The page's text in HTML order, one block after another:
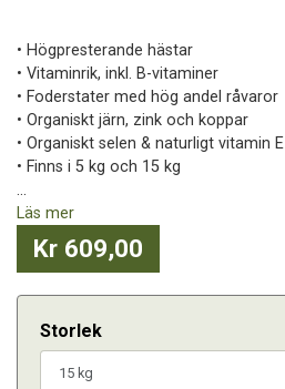
• Högpresterande hästar
• Vitaminrik, inkl. B-vitaminer
• Foderstater med hög andel råvaror
• Organiskt järn, zink och koppar
• Organiskt selen & naturligt vitamin E
• Finns i 5 kg och 15 kg
...
Läs mer
Kr 609,00
Storlek